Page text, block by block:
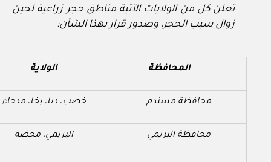
تعلن كل من الولايات الآتية مناطق حجر زراعية لحين
زوال سبب الحجر، وصدور قرار بهذا الشأن:
المحافظة الولاية
محافظة مسندم خصب، دبا، بخا، مدحاء
محافظة البريمي البريمي، محضة